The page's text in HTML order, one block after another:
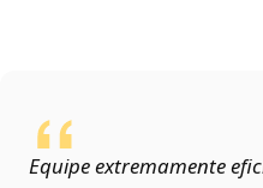
Equipe extremamente